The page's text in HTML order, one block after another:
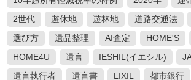
2世代
遊休地 遊林地 道路交通法
選び方
遺品整理 AI査定 HOME'S
HOME4U
遺言 IESHIL(イエシル)
遺言執行者
遺言書 LIXIL 都市銀行